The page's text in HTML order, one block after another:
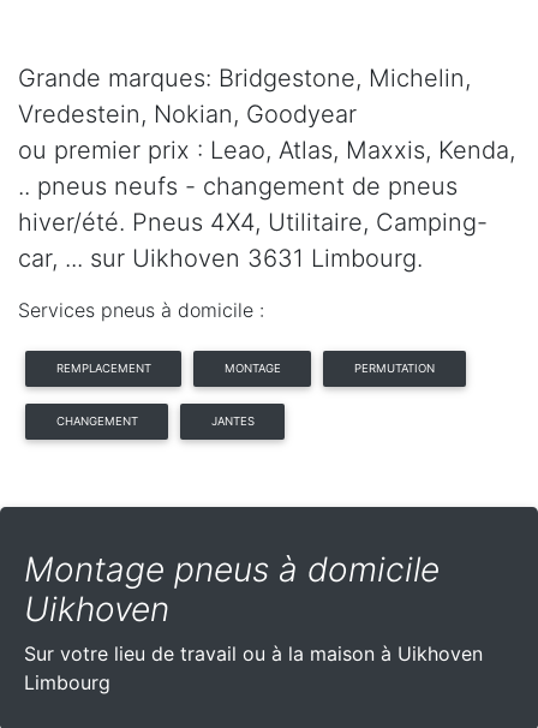
Grande marques: Bridgestone, Michelin,
Vredestein, Nokian, Goodyear
ou premier prix : Leao, Atlas, Maxxis, Kenda,
.. pneus neufs - changement de pneus
hiver/été. Pneus 4X4, Utilitaire, Camping-
car, ... sur Uikhoven 3631 Limbourg.
Services pneus à domicile :
REMPLACEMENT MONTAGE PERMUTATION
CHANGEMENT JANTES
Montage pneus à domicile
Uikhoven
Sur votre lieu de travail ou à la maison à Uikhoven
Limbourg